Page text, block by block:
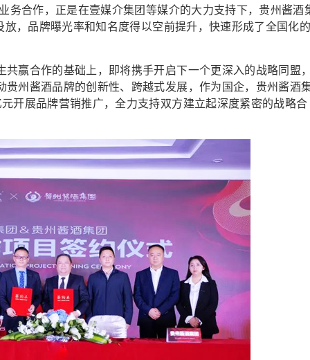
合作，正是在壹媒介集团等媒介的大力支持下，贵州酱酒
，品牌曝光率和知名度得以空前提升，快速形成了全国化
合作的基础上，即将携手开启下一个更深入的战略同盟
州酱酒品牌的创新性、跨越式发展，作为国企，贵州酱酒
开展品牌营销推广，全力支持双方建立起深度紧密的战略合